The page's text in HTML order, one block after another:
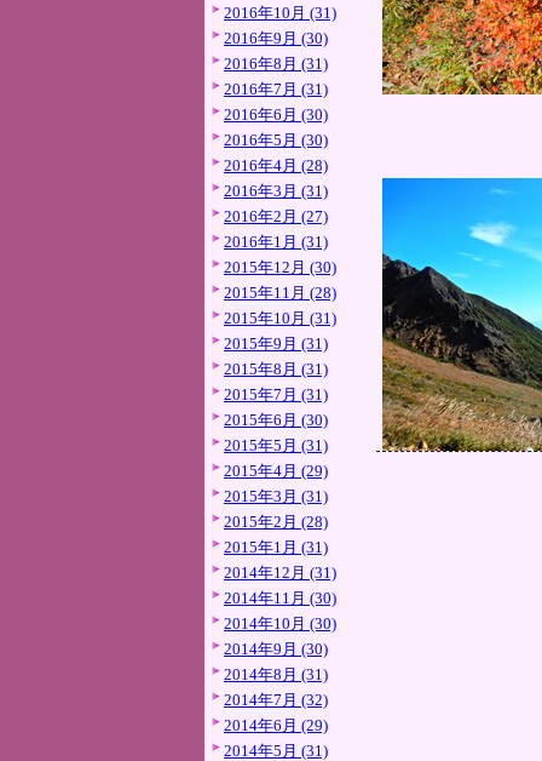
2016年10月 (31)
2016年9月 (30)
2016年8月 (31)
2016年7月 (31)
2016年6月 (30)
2016年5月 (30)
2016年4月 (28)
2016年3月 (31)
2016年2月 (27)
2016年1月 (31)
2015年12月 (30)
2015年11月 (28)
2015年10月 (31)
2015年9月 (31)
2015年8月 (31)
2015年7月 (31)
2015年6月 (30)
2015年5月 (31)
2015年4月 (29)
2015年3月 (31)
2015年2月 (28)
2015年1月 (31)
2014年12月 (31)
2014年11月 (30)
2014年10月 (30)
2014年9月 (30)
2014年8月 (31)
2014年7月 (32)
2014年6月 (29)
2014年5月 (31)